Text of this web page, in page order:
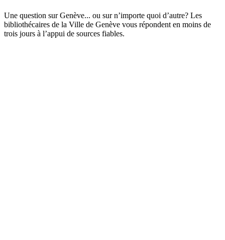
Une question sur Genève... ou sur n’importe quoi d’autre? Les
bibliothécaires de la Ville de Genève vous répondent en moins de
trois jours à l’appui de sources fiables.